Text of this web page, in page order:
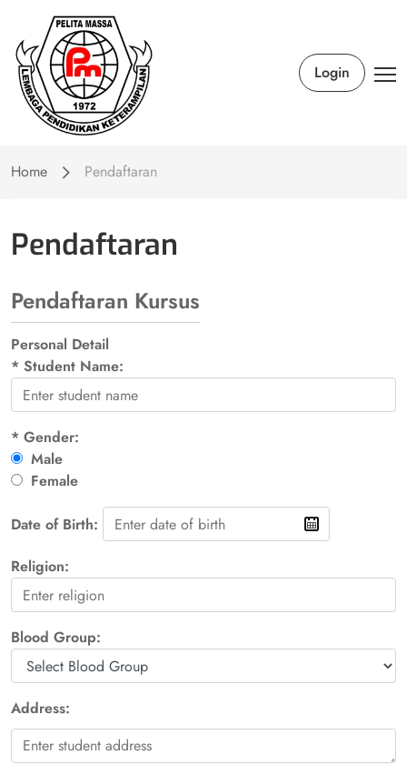
Login
Home Pendaftaran
Pendaftaran
Pendaftaran Kursus
Personal Detail
* Student Name:
* Gender:
Male
Female
Date of Birth:
Religion:
Blood Group:
Address: